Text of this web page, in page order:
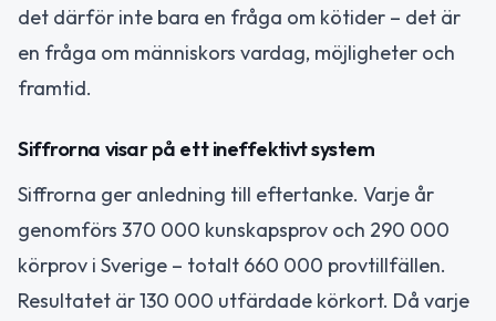
det därför inte bara en fråga om kötider – det är
en fråga om människors vardag, möjligheter och
framtid.
Siffrorna visar på ett ineffektivt system
Siffrorna ger anledning till eftertanke. Varje år
genomförs 370 000 kunskapsprov och 290 000
körprov i Sverige – totalt 660 000 provtillfällen.
Resultatet är 130 000 utfärdade körkort. Då varje